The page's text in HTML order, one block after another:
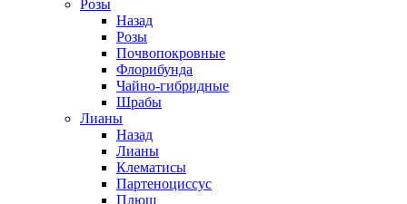
Розы
Назад
Розы
Почвопокровные
Флорибунда
Чайно-гибридные
Шрабы
Лианы
Назад
Лианы
Клематисы
Партеноциссус
Плющ